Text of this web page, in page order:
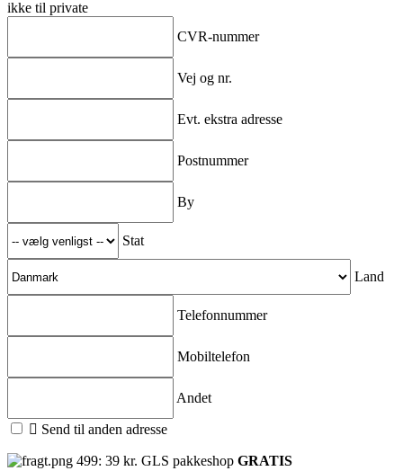
ikke til private
CVR-nummer
Vej og nr.
Evt. ekstra adresse
Postnummer
By
Stat
Land
Telefonnummer
Mobiltelefon
Andet
 Send til anden adresse
499: 39 kr. GLS pakkeshop GRATIS